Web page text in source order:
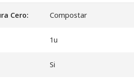
Cero: Compostar
1u
Si